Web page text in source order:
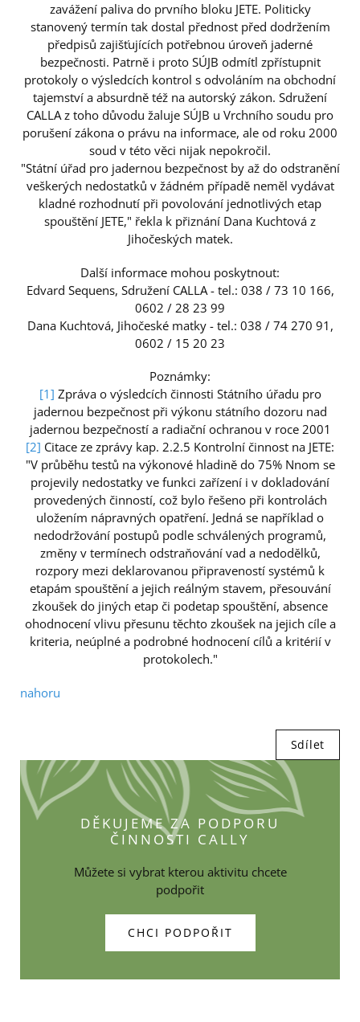
zavážení paliva do prvního bloku JETE. Politicky
stanovený termín tak dostal přednost před dodržením
předpisů zajišťujících potřebnou úroveň jaderné
bezpečnosti. Patrně i proto SÚJB odmítl zpřístupnit
protokoly o výsledcích kontrol s odvoláním na obchodní
tajemství a absurdně též na autorský zákon. Sdružení
CALLA z toho důvodu žaluje SÚJB u Vrchního soudu pro
porušení zákona o právu na informace, ale od roku 2000
soud v této věci nijak nepokročil.
"Státní úřad pro jadernou bezpečnost by až do odstranění
veškerých nedostatků v žádném případě neměl vydávat
kladné rozhodnutí při povolování jednotlivých etap
spouštění JETE," řekla k přiznání Dana Kuchtová z
Jihočeských matek.
Další informace mohou poskytnout:
Edvard Sequens, Sdružení CALLA - tel.: 038 / 73 10 166,
0602 / 28 23 99
Dana Kuchtová, Jihočeské matky - tel.: 038 / 74 270 91,
0602 / 15 20 23
Poznámky:
[1] Zpráva o výsledcích činnosti Státního úřadu pro
jadernou bezpečnost při výkonu státního dozoru nad
jadernou bezpečností a radiační ochranou v roce 2001
[2] Citace ze zprávy kap. 2.2.5 Kontrolní činnost na JETE:
"V průběhu testů na výkonové hladině do 75% Nnom se
projevily nedostatky ve funkci zařízení i v dokladování
provedených činností, což bylo řešeno při kontrolách
uložením nápravných opatření. Jedná se například o
nedodržování postupů podle schválených programů,
změny v termínech odstraňování vad a nedodělků,
rozpory mezi deklarovanou připraveností systémů k
etapám spouštění a jejich reálným stavem, přesouvání
zkoušek do jiných etap či podetap spouštění, absence
ohodnocení vlivu přesunu těchto zkoušek na jejich cíle a
kriteria, neúplné a podrobné hodnocení cílů a kritérií v
protokolech."
nahoru
Sdílet
DĚKUJEME ZA PODPORU
ČINNOSTI CALLY
Můžete si vybrat kterou aktivitu chcete
podpořit
CHCI PODPOŘIT